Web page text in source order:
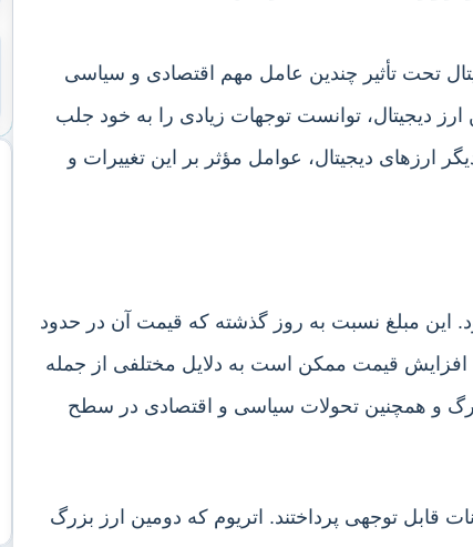
۱۴۰۴، بازار ارزهای دیجیتال تحت تأثیر چندین عامل مهم اقتصادی و سیاسی
دیجیتال، توانست توجهات زیادی را به خود جلب
ارزهای دیجیتال، عوامل مؤثر بر این تغییرات و
یکشنبه، قیمت بیت کوین حدود ۳۰,۰۰۰ دلار بود. این مبلغ نسبت به روز گذشته که قیمت آن در حدود
افزایش قیمت ممکن است به دلایل مختلفی از جمله
و همچنین تحولات سیاسی و اقتصادی در سطح
قابل توجهی پرداختند. اتریوم که دومین ارز بزرگ